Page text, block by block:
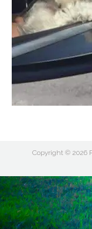
Copyright © 2026